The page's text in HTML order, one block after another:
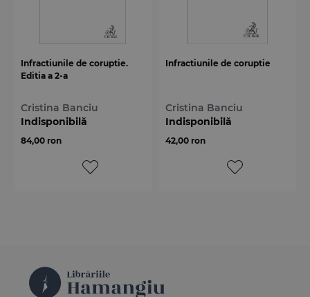
Infractiunile de coruptie.
Editia a 2-a
Cristina Banciu
Indisponibilă
84,00 ron
Infractiunile de coruptie
Cristina Banciu
Indisponibilă
42,00 ron